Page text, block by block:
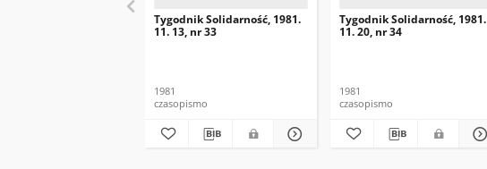
Tygodnik Solidarność, 1981.
11. 13, nr 33
1981
czasopismo
Tygodnik Solidarność, 1981.
11. 20, nr 34
1981
czasopismo